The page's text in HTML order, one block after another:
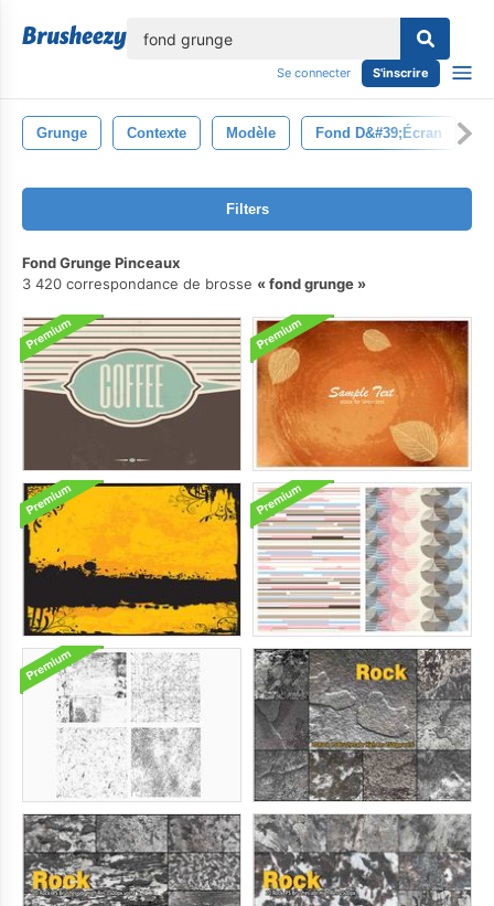
Se connecter S'inscrire
Grunge Contexte Modèle Fond D&#39;écran
Filters
Fond Grunge Pinceaux
3 420 correspondance de brosse
fond grunge